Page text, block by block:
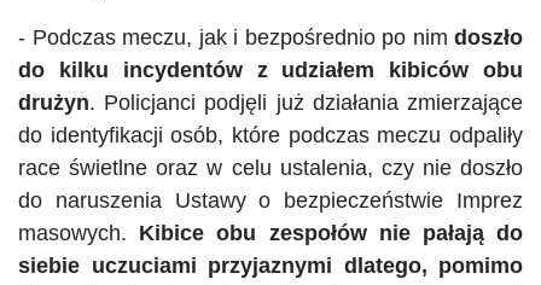
- Podczas meczu, jak i bezpośrednio po nim doszło
do kilku incydentów z udziałem kibiców obu
drużyn. Policjanci podjęli już działania zmierzające
do identyfikacji osób, które podczas meczu odpaliły
race świetlne oraz w celu ustalenia, czy nie doszło
do naruszenia Ustawy o bezpieczeństwie Imprez
masowych. Kibice obu zespołów nie pałają do
siebie uczuciami przyjaznymi dlatego, pomimo